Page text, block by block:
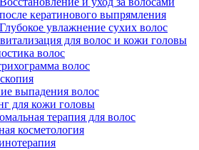
после кератинового выпрямления
Глубокое увлажнение сухих волос
для волос и кожи головы
волос
волос
выпадения волос
для кожи головы
терапия для волос
косметология